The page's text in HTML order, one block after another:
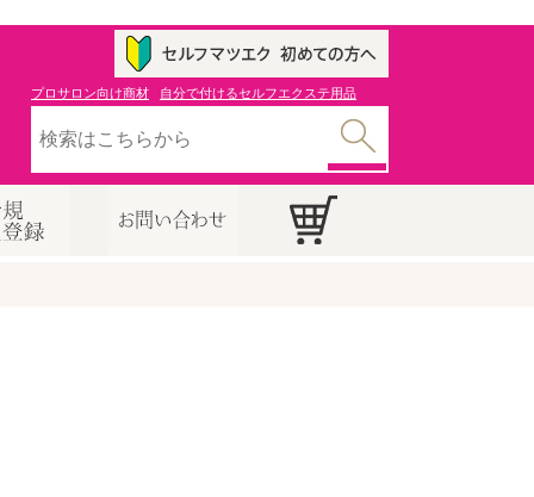
プロサロン向け商材 自分で付けるセルフエクステ用品